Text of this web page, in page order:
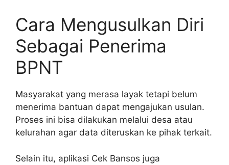
Cara Mengusulkan Diri
Sebagai Penerima
BPNT
Masyarakat yang merasa layak tetapi belum
menerima bantuan dapat mengajukan usulan.
Proses ini bisa dilakukan melalui desa atau
kelurahan agar data diteruskan ke pihak terkait.
Selain itu, aplikasi Cek Bansos juga